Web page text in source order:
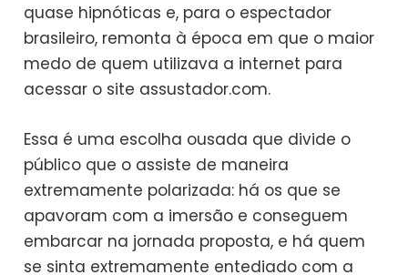
quase hipnóticas e, para o espectador
brasileiro, remonta à época em que o maior
medo de quem utilizava a internet para
acessar o site assustador.com.
Essa é uma escolha ousada que divide o
público que o assiste de maneira
extremamente polarizada: há os que se
apavoram com a imersão e conseguem
embarcar na jornada proposta, e há quem
se sinta extremamente entediado com a